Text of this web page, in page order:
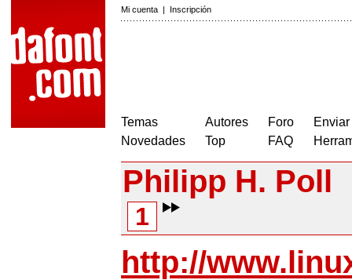
Mi cuenta | Inscripción
Temas
Novedades
Autores
Top
Foro
FAQ
Philipp H. Poll
1
http://